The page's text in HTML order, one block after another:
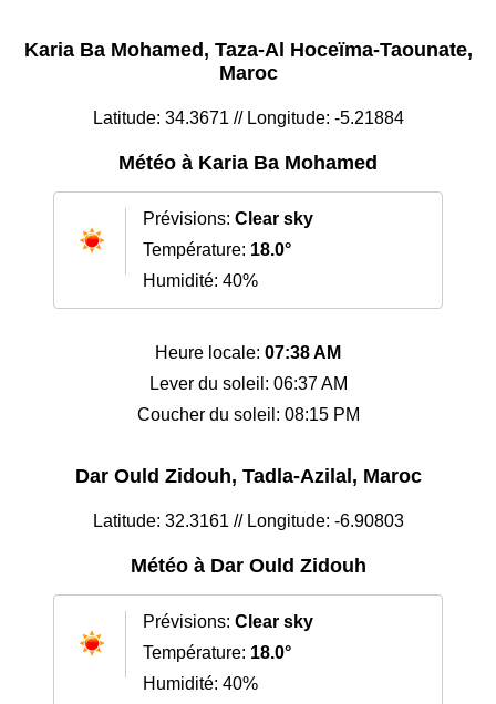
Karia Ba Mohamed, Taza-Al Hoceïma-Taounate,
Maroc
Latitude: 34.3671 // Longitude: -5.21884
Météo à Karia Ba Mohamed
Prévisions: Clear sky
Température: 18.0°
Humidité: 40%
Heure locale: 07:38 AM
Lever du soleil: 06:37 AM
Coucher du soleil: 08:15 PM
Dar Ould Zidouh, Tadla-Azilal, Maroc
Latitude: 32.3161 // Longitude: -6.90803
Météo à Dar Ould Zidouh
Prévisions: Clear sky
Température: 18.0°
Humidité: 40%